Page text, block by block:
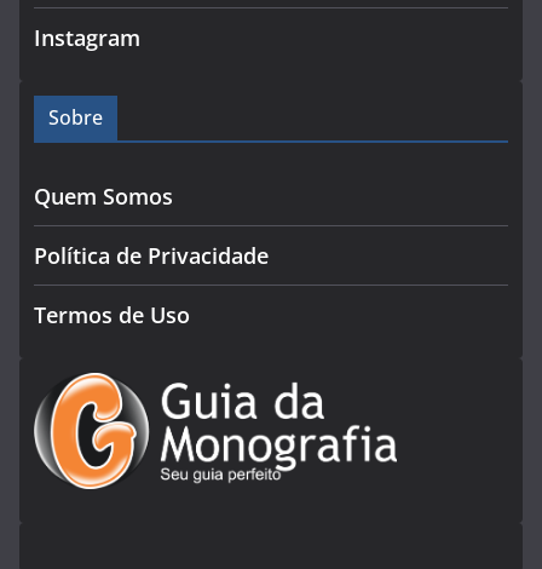
Instagram
Sobre
Quem Somos
Política de Privacidade
Termos de Uso